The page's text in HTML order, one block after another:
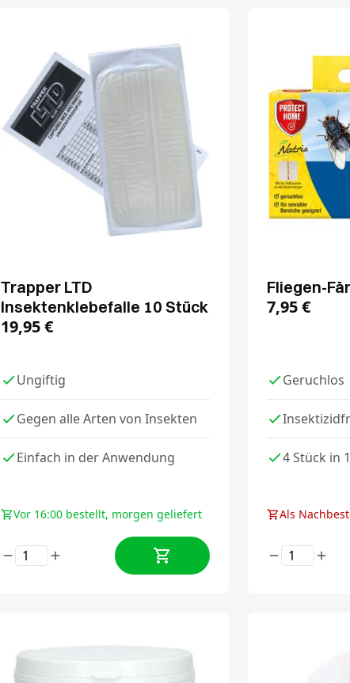
Trapper LTD
Insektenklebefalle 10 Stück
19,95€
Ungiftig
Gegen alle Arten von Insekten
Einfach in der Anwendung
Vor 16:00 bestellt, morgen geliefert
Fliegen-
7,95€
Geruchlos
4 Stück in
Als